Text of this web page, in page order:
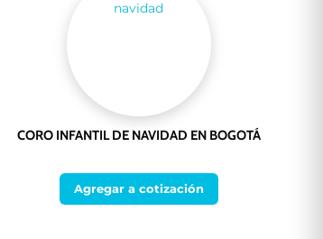
CORO INFANTIL DE NAVIDAD EN BOGOTÁ
Agregar a cotización